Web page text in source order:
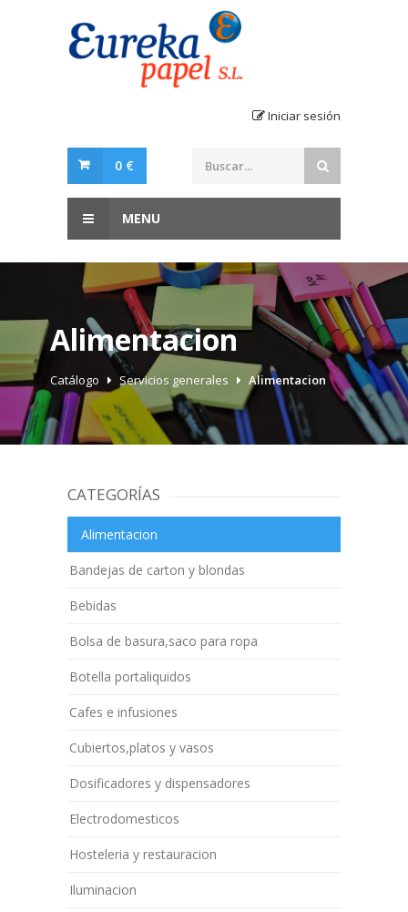
Iniciar sesión
0 €
MENU
Alimentacion
Catálogo Servicios generales Alimentacion
CATEGORÍAS
Alimentacion
Bandejas de carton y blondas
Bebidas
Bolsa de basura,saco para ropa
Botella portaliquidos
Cafes e infusiones
Cubiertos,platos y vasos
Dosificadores y dispensadores
Electrodomesticos
Hosteleria y restauracion
Iluminacion